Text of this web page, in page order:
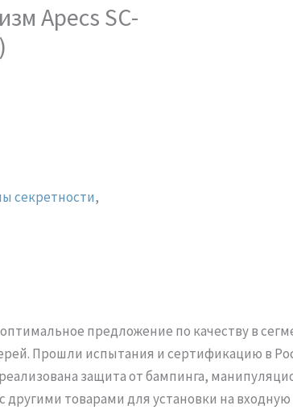
Apecs SC-
секретности,
предложение по качеству в
Прошли испытания и сертификацию в
защита от бампинга,
товарами для установки на